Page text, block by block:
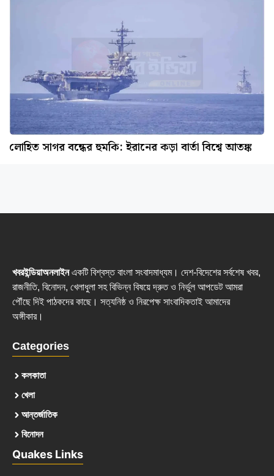
লোহিত সাগর বন্ধের হুমকি: ইরানের কড়া বার্তা বিশ্বে আতঙ্ক
খবরইন্ডিয়াঅনলাইনএকটি বিশ্বস্ত বাংলা সংবাদমাধ্যম। দেশ-বিদেশের সর্বশেষ খবর,
রাজনীতি, বিনোদন, খেলাধুলা সহ বিভিন্ন বিষয়ে দ্রুত ও নির্ভুল আপডেট আমরা
পৌঁছে দিই পাঠকদের কাছে। সত্যনিষ্ঠ ও নিরপেক্ষ সাংবাদিকতাই আমাদের
অঙ্গীকার।
Categories
কলকাতা
খেলা
আন্তর্জাতিক
বিনোদন
Quakes Links